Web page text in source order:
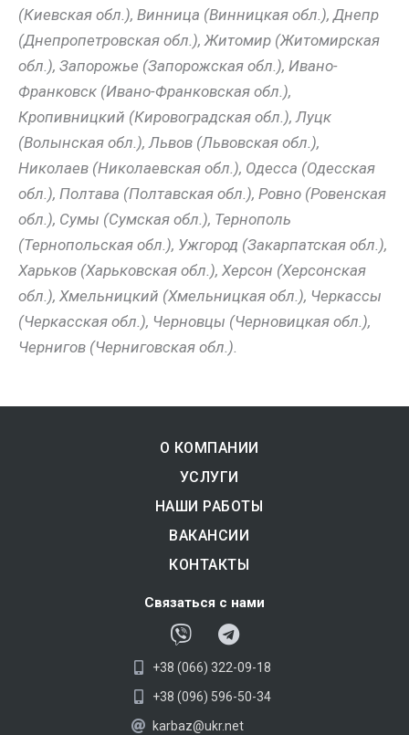
(Киевская обл.), Винница (Винницкая обл.), Днепр
(Днепропетровская обл.), Житомир (Житомирская
обл.), Запорожье (Запорожская обл.), Ивано-
Франковск (Ивано-Франковская обл.),
Кропивницкий (Кировоградская обл.), Луцк
(Волынская обл.), Львов (Львовская обл.),
Николаев (Николаевская обл.), Одесса (Одесская
обл.), Полтава (Полтавская обл.), Ровно (Ровенская
обл.), Сумы (Сумская обл.), Тернополь
(Тернопольская обл.), Ужгород (Закарпатская обл.),
Харьков (Харьковская обл.), Херсон (Херсонская
обл.), Хмельницкий (Хмельницкая обл.), Черкассы
(Черкасская обл.), Черновцы (Черновицкая обл.),
Чернигов (Черниговская обл.).
О КОМПАНИИ
УСЛУГИ
НАШИ РАБОТЫ
ВАКАНСИИ
КОНТАКТЫ
Связаться с нами
V
i
b
e
r
T
l
e
g
+38 (066) 322-09-18
+38 (096) 596-50-34
karbaz@ukr.net